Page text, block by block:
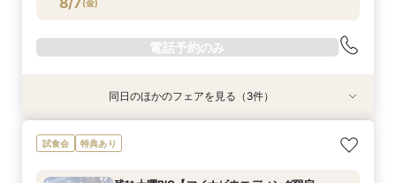
(金)
電話予約のみ
特典あり
当日◎【2名～OK！少人数婚】大阪駅直結*絶景
チャペル×相談会
特典あり
【平日夜限定】地上150m絶景ナイトウェディン
グ×クイック相談会
特典あり
【平日人気◆最大140万優待】絶景チャペル×全
館開放×絶品試食
同日のほかのフェアを見る（3件）
試食会 特典あり